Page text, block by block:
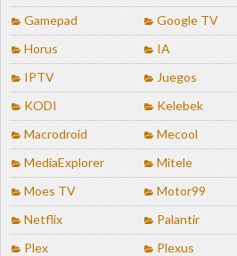
Gamepad
Google TV
Horus
IA
IPTV
Juegos
KODI
Kelebek
Macrodroid
Mecool
MediaExplorer
Mitele
Moes TV
Motor99
Netflix
Palantir
Plex
Plexus